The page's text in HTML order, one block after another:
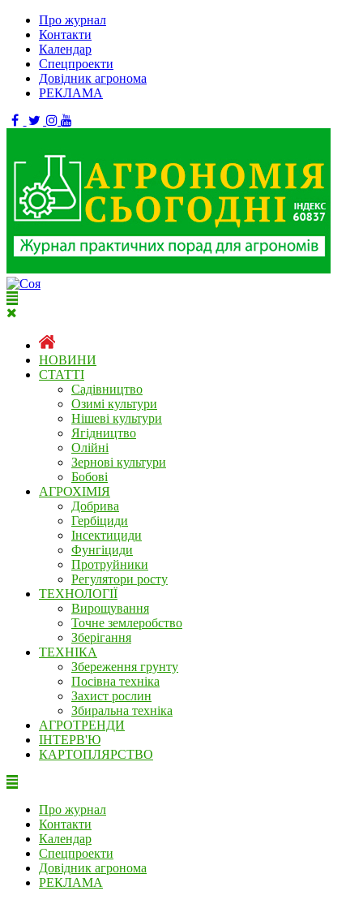
Про журнал
Контакти
Календар
Спецпроекти
Довідник агронома
РЕКЛАМА
НОВИНИ
СТАТТІ
Садівництво
Озимі культури
Нішеві культури
Ягідництво
Олійні
Зернові культури
Бобові
АГРОХІМІЯ
Добрива
Гербіциди
Інсектициди
Фунгіциди
Протруйники
Регулятори росту
ТЕХНОЛОГІЇ
Вирощування
Точне землеробство
Зберігання
ТЕХНІКА
Збереження грунту
Посівна техніка
Захист рослин
Збиральна техніка
АГРОТРЕНДИ
ІНТЕРВ'Ю
КАРТОПЛЯРСТВО
Про журнал
Контакти
Календар
Спецпроекти
Довідник агронома
РЕКЛАМА